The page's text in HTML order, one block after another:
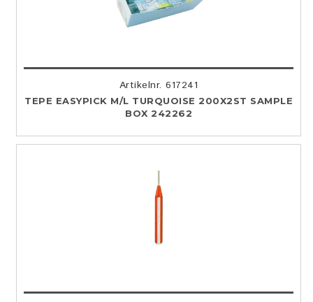
Artikelnr. 617241
TEPE EASYPICK M/L TURQUOISE 200X2ST SAMPLE
BOX 242262